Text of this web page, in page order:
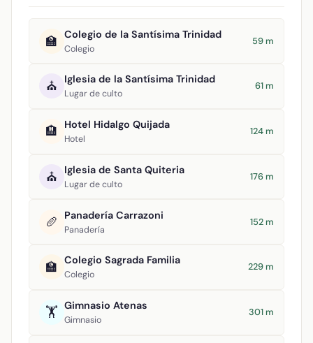
🏫 Colegio de la Santísima Trinidad
Colegio
59 m
⛪ Iglesia de la Santísima Trinidad
Lugar de culto
61 m
🏨 Hotel Hidalgo Quijada
Hotel
124 m
⛪ Iglesia de Santa Quiteria
Lugar de culto
176 m
🥖 Panadería Carrazoni
Panadería
152 m
🏫 Colegio Sagrada Familia
Colegio
229 m
🏋️ Gimnasio Atenas
Gimnasio
301 m